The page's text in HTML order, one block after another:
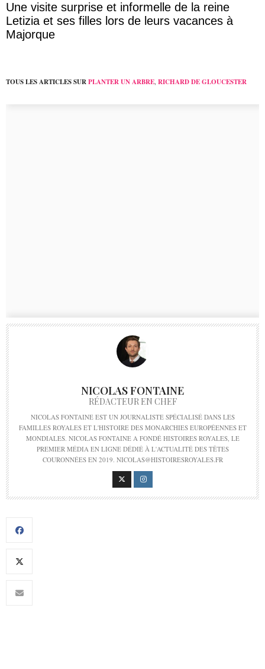
Une visite surprise et informelle de la reine
Letizia et ses filles lors de leurs vacances à
Majorque
TOUS LES ARTICLES SURPLANTER UN ARBRE, RICHARD DE GLOUCESTER
NICOLAS FONTAINE
RÉDACTEUR EN CHEF
NICOLAS FONTAINE EST UN JOURNALISTE SPÉCIALISÉ DANS LES
FAMILLES ROYALES ET L'HISTOIRE DES MONARCHIES EUROPÉENNES ET
MONDIALES. NICOLAS FONTAINE A FONDÉ HISTOIRES ROYALES, LE
PREMIER MÉDIA EN LIGNE DÉDIÉ À L'ACTUALITÉ DES TÊTES
COURONNÉES EN 2019. NICOLAS@HISTOIRESROYALES.FR